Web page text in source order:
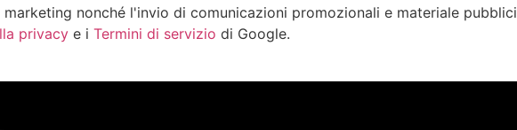
nonché l'invio di comunicazioni promozionali e materiale
privacy e i Termini di servizio di Google.